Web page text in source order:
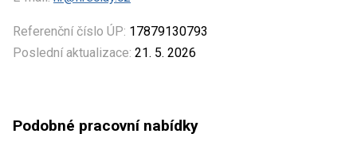
Referenční číslo ÚP: 17879130793
Poslední aktualizace: 21. 5. 2026
Podobné pracovní nabídky